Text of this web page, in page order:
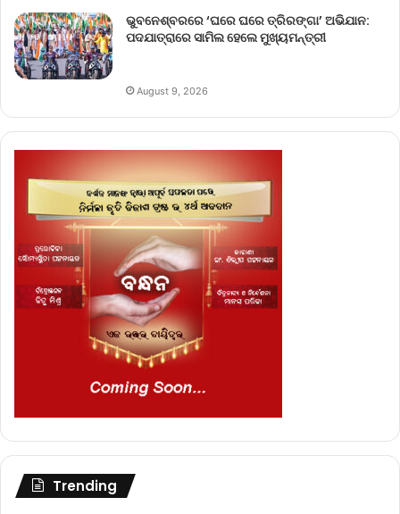
ଭୁବନେଶ୍ବରରେ ‘ଘରେ ଘରେ ତ୍ରିରଙ୍ଗା’ ଅଭିଯାନ:
ପଦଯାତ୍ରାରେ ସାମିଲ ହେଲେ ମୁଖ୍ୟମନ୍ତ୍ରୀ
August 9, 2026
Trending